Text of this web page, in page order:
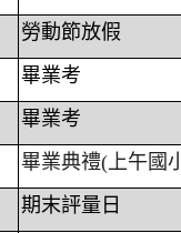
勞動節放假
畢業考
畢業考
畢業典禮(上午國
期末評量日